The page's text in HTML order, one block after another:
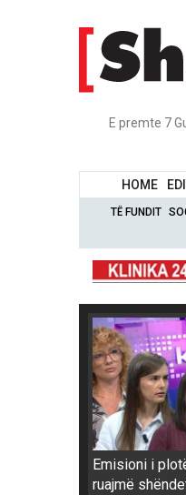
E premte 7
HOME
TË FUNDIT
Emisioni i
ruajmë